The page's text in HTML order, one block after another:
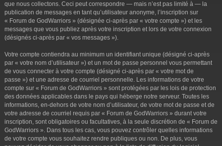
que nous collectons. Ceci peut correspondre — mais n’est pas limité à — la
publication de messages en tant qu’utilisateur anonyme, l’inscription sur
« Forum de GodWarriors » (désignée ci-après par « votre compte ») et les
messages que vous publiez après votre inscription et lors de votre connexion
(désignés ci-après par « vos messages »).
Votre compte contiendra au minimum un identifiant unique (désigné ci-après
par « votre nom d’utilisateur ») et un mot de passe personnel vous permettant
de vous connecter à votre compte (désigné ci-après par « votre mot de
passe ») et une adresse de courriel personnelle. Les informations de votre
compte sur « Forum de GodWarriors » sont protégées par les lois de protection
des données applicables dans le pays qui héberge notre serveur. Toutes les
informations, en-dehors de votre nom d’utilisateur, de votre mot de passe et de
votre adresse de courriel requis par « Forum de GodWarriors » durant votre
inscription, sont obligatoires ou facultatives, à la seule discrétion de « Forum de
GodWarriors ». Dans tous les cas, vous pouvez contrôler quelles informations
de votre compte vous souhaitez rendre publiques ou non. De plus, vous